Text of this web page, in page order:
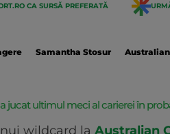
CA SURSĂ PREFERATĂ
Samantha Stosur Australian
jucat ultimul meci al carierei în
wildcard la Australian